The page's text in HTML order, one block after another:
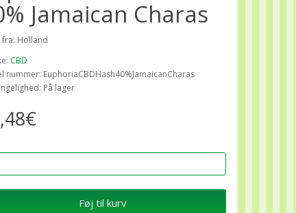
Jamaican Charas
fra: Holland
CBD
nummer: EuphoriaCBDHash40%JamaicanCharas
På lager
Føj til kurv